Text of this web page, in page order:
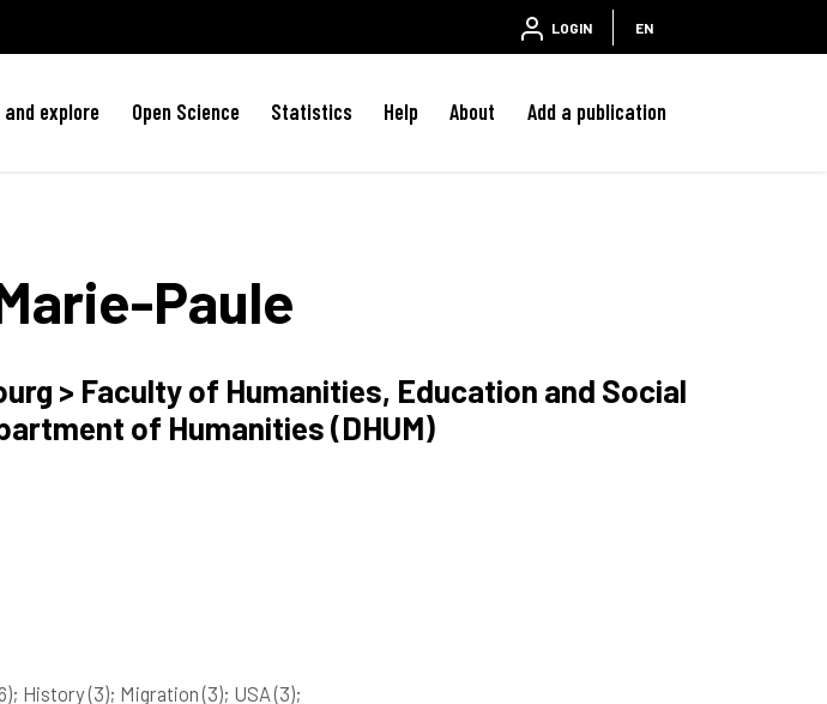
LOGIN EN
explore Open Science Statistics Help About Add a publication
Paule
> Faculty of Humanities, Education and Social
of Humanities (DHUM)
; History(3); Migration(3); USA(3);